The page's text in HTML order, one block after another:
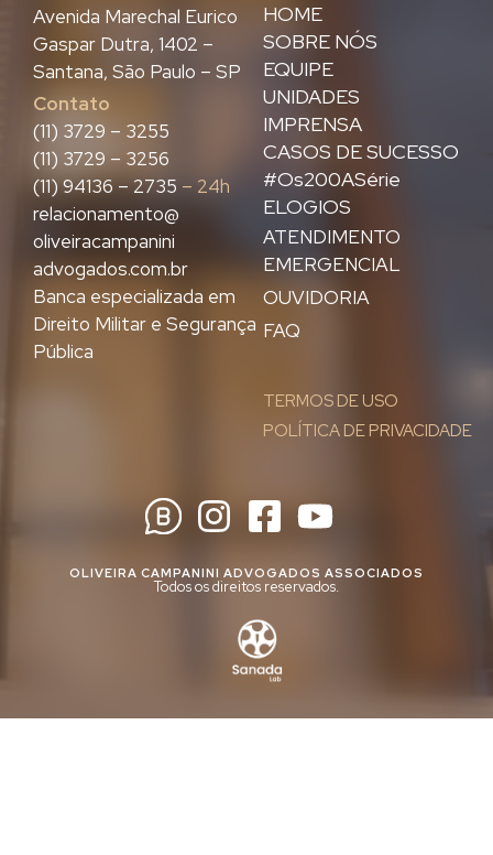
HOME
SOBRE NÓS
EQUIPE
UNIDADES
IMPRENSA
CASOS DE SUCESSO
#Os200ASérie
ELOGIOS
ATENDIMENTO
EMERGENCIAL
OUVIDORIA
FAQ
TERMOS DE USO
POLÍTICA DE PRIVACIDADE
Avenida Marechal Eurico
Gaspar Dutra, 1402 –
Santana, São Paulo – SP
Contato
(11) 3729 – 3255
(11) 3729 – 3256
(11) 94136 – 2735 – 24h
relacionamento@
oliveiracampanini
advogados.com.br
Banca especializada em
Direito Militar e Segurança
Pública
OLIVEIRA CAMPANINI ADVOGADOS ASSOCIADOS
Todos os direitos reservados.